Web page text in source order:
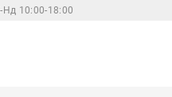
Нд 10:00-18:00